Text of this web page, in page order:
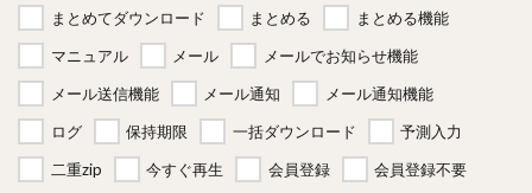
まとめてダウンロード
まとめる
まとめる機能
マニュアル
メール
メールでお知らせ機能
メール送信機能
メール通知
メール通知機能
ログ
保持期限 一括ダウンロード
予測入力
二重zip
今すぐ再生 会員登録
会員登録不要